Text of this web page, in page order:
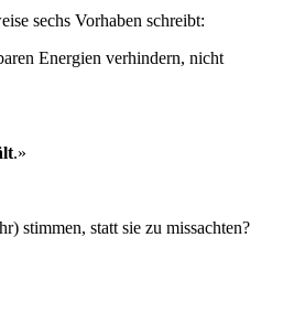
sechs Vorhaben schreibt:
Energien verhindern, nicht
.»
stimmen, statt sie zu missachten?